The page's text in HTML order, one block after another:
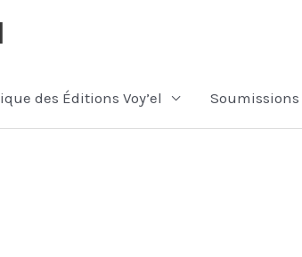
des Éditions Voy’el Soumissions